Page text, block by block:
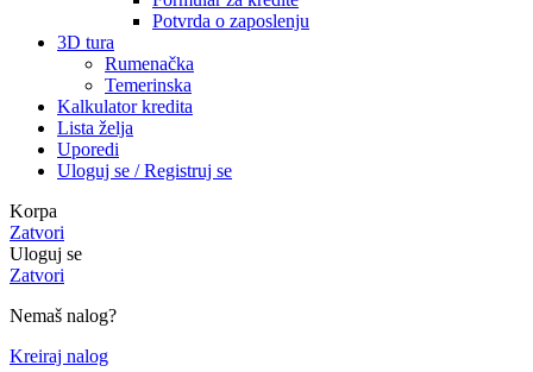
Potvrda o zaposlenju
3D tura
Rumenačka
Temerinska
Kalkulator kredita
Lista želja
Uporedi
Uloguj se / Registruj se
Korpa
Zatvori
Uloguj se
Zatvori
Nemaš nalog?
Kreiraj nalog